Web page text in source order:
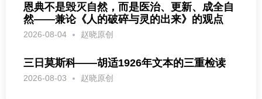
恩典不是毁灭自然，而是医治、更新、成全自
然——兼论《人的破碎与灵的出来》的观点
2026-08-04 赵晓原创
三日莫斯科——胡适1926年文本的三重检读
2026-08-03 赵晓原创